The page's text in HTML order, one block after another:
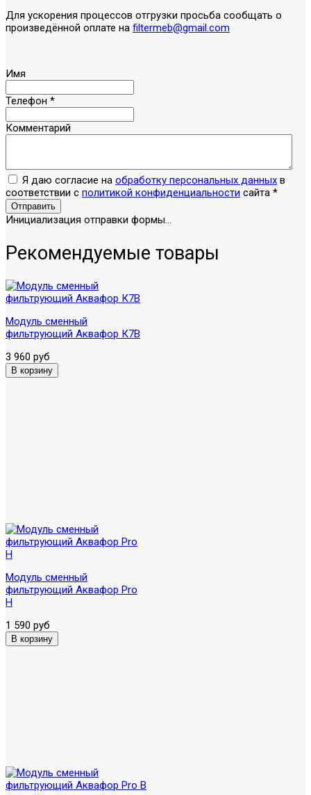
Для ускорения процессов отгрузки просьба сообщать о
произведённой оплате на filtermeb@gmail.com
Имя
Телефон *
Комментарий
Я даю согласие на обработку персональных данных в
соответствии с политикой конфиденциальности сайта *
Отправить
Инициализация отправки формы...
Рекомендуемые товары
Модуль сменный
фильтрующий Аквафор К7В
3 960 руб
Модуль сменный
фильтрующий Аквафор Pro
H
1 590 руб